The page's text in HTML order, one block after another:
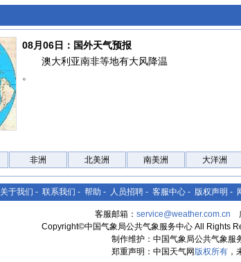
08月06日：国外天气预报
澳大利亚南非等地有大风降温
。
非洲 北美洲 南美洲 大洋洲
关于我们 - 联系我们 - 帮助 - 人员招聘 - 客服中心 - 版权声明 -
客服邮箱： service@weather.com.cn
Copyright©中国气象局公共气象服务中心 All Rights
制作维护：中国气象局公共气象服
郑重声明：中国天气网 版权所有 ，